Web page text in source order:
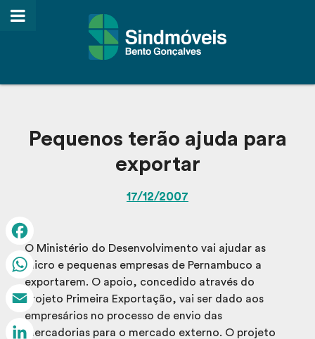
Pequenos terão ajuda para
exportar
17/12/2007
O Ministério do Desenvolvimento vai ajudar as
micro e pequenas empresas de Pernambuco a
exportarem. O apoio, concedido através do
Projeto Primeira Exportação, vai ser dado aos
empresários no processo de envio das
mercadorias para o mercado externo. O projeto
Facebook
WhatsApp
Email